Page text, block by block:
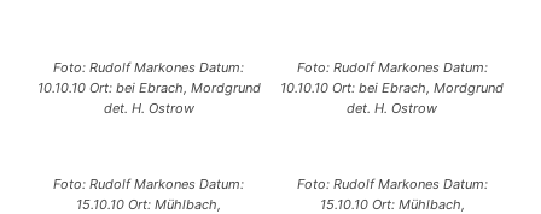
Foto: Rudolf Markones Datum:
10.10.10 Ort: bei Ebrach, Mordgrund
det. H. Ostrow
Foto: Rudolf Markones Datum:
10.10.10 Ort: bei Ebrach, Mordgrund
det. H. Ostrow
Foto: Rudolf Markones Datum:
15.10.10 Ort: Mühlbach,
Foto: Rudolf Markones Datum:
15.10.10 Ort: Mühlbach,